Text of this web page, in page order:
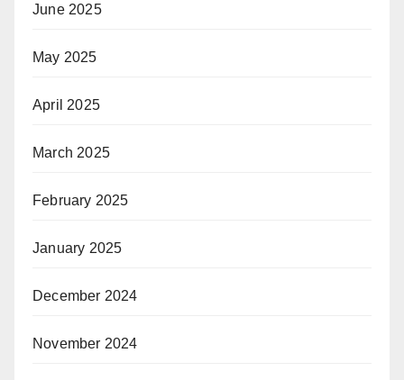
June 2025
May 2025
April 2025
March 2025
February 2025
January 2025
December 2024
November 2024